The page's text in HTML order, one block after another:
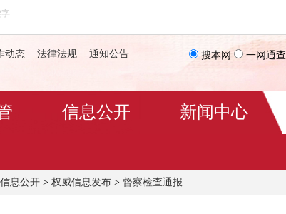
搜本网 一网通查
动态 法律法规 通知公告
信息公开 新闻中心
信息公开 > 权威信息发布 > 督察检查通报